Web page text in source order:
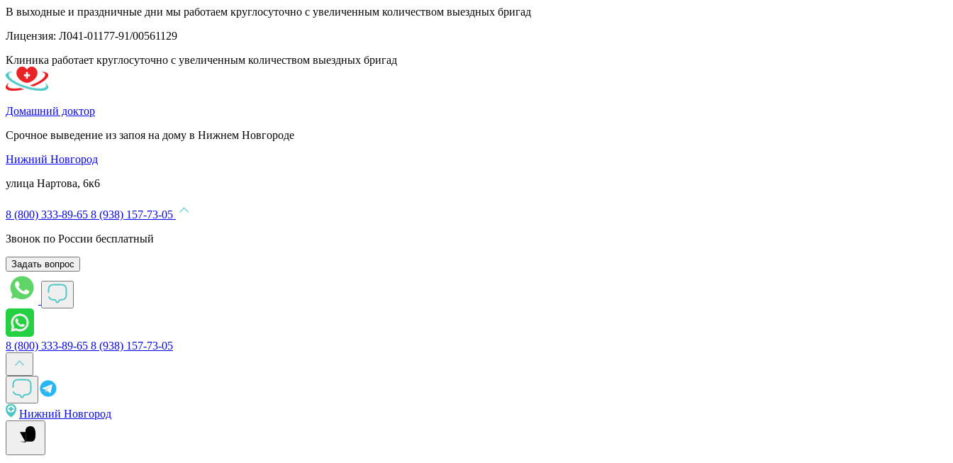
В выходные и праздничные дни мы работаем круглосуточно с увеличенным количеством выездных бригад
Лицензия: Л041-01177-91/00561129
Клиника работает круглосуточно с увеличенным количеством выездных бригад
Домашний доктор
Срочное выведение из запоя на дому в Нижнем Новгороде
Нижний Новгород
улица Нартова, 6к6
8 (800) 333-89-65 8 (938) 157-73-05
Звонок по России бесплатный
Задать вопрос
8 (800) 333-89-65 8 (938) 157-73-05
Нижний Новгород